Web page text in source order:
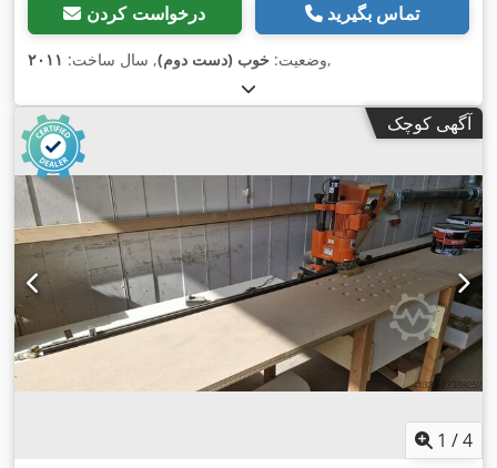
درخواست کردن تماس بگیرید
وضعیت: خوب (دست دوم), سال ساخت: ۲۰۱۱ ,
آگهی کوچک
1 /4